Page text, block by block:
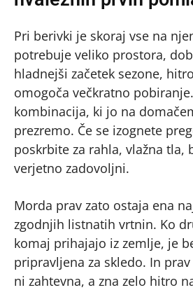
Pri berivki je skoraj vse na
potrebuje veliko prostora,
hladnejši začetek sezone,
omogoča večkratno
kombinacija, ki jo na
prezremo. Če se izognete
poskrbite za rahla, vlažna tla,
verjetno zadovoljni.
Morda prav zato ostaja ena
zgodnjih listnatih vrtnin. Ko
komaj prihajajo iz zemlje, je
pripravljena za skledo. In
ni zahtevna, a zna zelo hitro